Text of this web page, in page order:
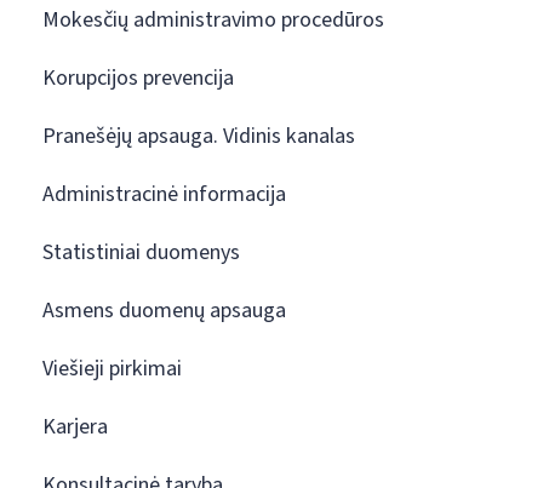
Mokesčių administravimo procedūros
Korupcijos prevencija
Pranešėjų apsauga. Vidinis kanalas
Administracinė informacija
Statistiniai duomenys
Asmens duomenų apsauga
Viešieji pirkimai
Karjera